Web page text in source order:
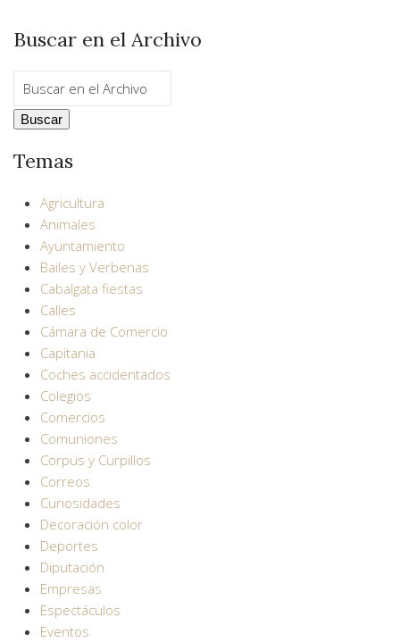
Buscar en el Archivo
Temas
Agricultura
Animales
Ayuntamiento
Bailes y Verbenas
Cabalgata fiestas
Calles
Cámara de Comercio
Capitania
Coches accidentados
Colegios
Comercios
Comuniones
Corpus y Curpillos
Correos
Curiosidades
Decoración color
Deportes
Diputación
Empresas
Espectáculos
Eventos